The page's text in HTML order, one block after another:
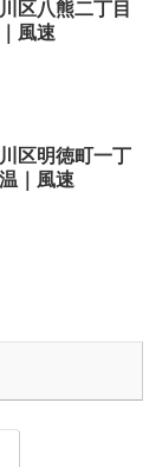
区八熊二丁目
風速
区明徳町一丁
｜風速